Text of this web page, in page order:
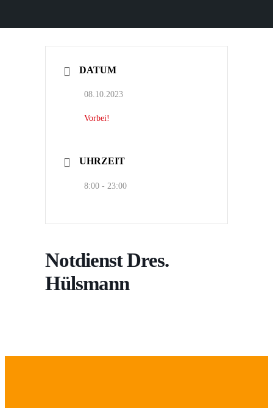
DATUM
08.10.2023
Vorbei!
UHRZEIT
8:00 - 23:00
Notdienst Dres.
Hülsmann